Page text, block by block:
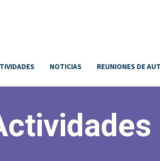
NOTICIAS REUNIONES DE